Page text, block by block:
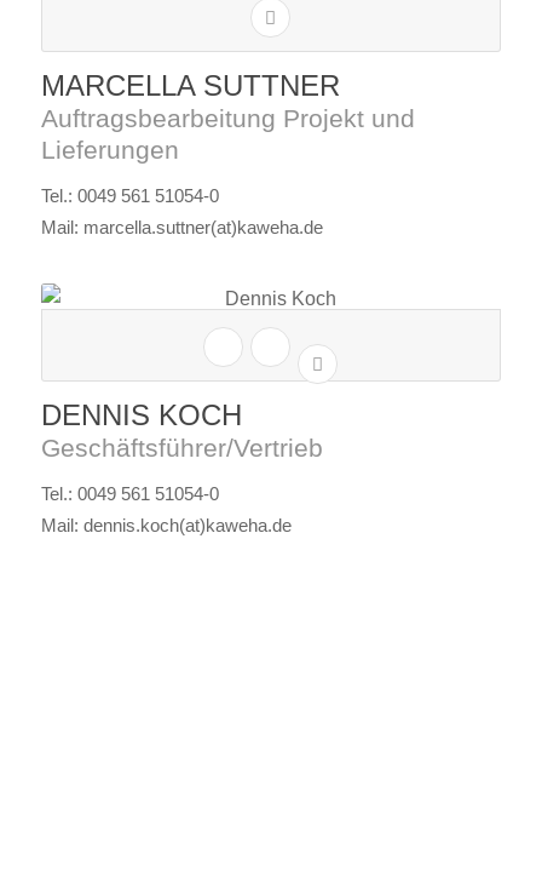
MARCELLA SUTTNER
Auftragsbearbeitung Projekt und
Lieferungen
Tel.: 0049 561 51054-0
Mail: marcella.suttner(at)kaweha.de
DENNIS KOCH
Geschäftsführer/Vertrieb
Tel.: 0049 561 51054-0
Mail: dennis.koch(at)kaweha.de